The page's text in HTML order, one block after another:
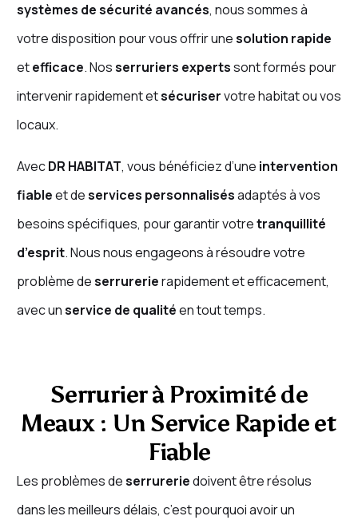
systèmes de sécurité avancés, nous sommes à
votre disposition pour vous offrir unesolution rapide
etefficace. Nosserruriers expertssont formés pour
intervenir rapidement etsécuriservotre habitat ou vos
locaux.
AvecDR HABITAT, vous bénéficiez d’une intervention
fiableet deservices personnalisésadaptés à vos
besoins spécifiques, pour garantir votretranquillité
d’esprit. Nous nous engageons à résoudre votre
problème deserrurerierapidement et efficacement,
avec unservice de qualitéen tout temps.
Serrurier à Proximité de
Meaux : Un Service Rapide et
Fiable
Les problèmes deserrureriedoivent être résolus
dans les meilleurs délais, c’est pourquoi avoir un